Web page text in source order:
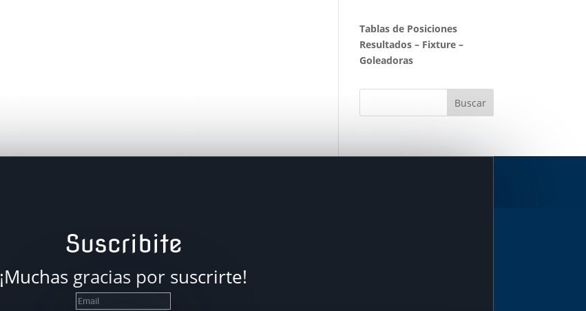
Tablas de Posiciones
Resultados – Fixture –
Goleadoras
Suscribite
¡Muchas gracias por suscrirte!